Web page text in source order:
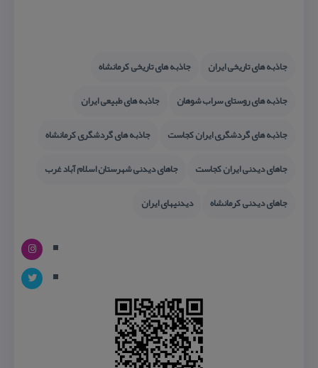
جاذبه های تاریخی ایران
جاذبه های تاریخی كرمانشاه
جاذبه های روستای سراب شوهان
جاذبه های طبیعی ایران
جاذبه های گردشگری ایران كجاست
جاذبه های گردشگری كرمانشاه
جاهای دیدنی ایران كجاست
جاهای دیدنی شهرستان اسلام آباد غرب
جاهای دیدنی كرمانشاه
دیدنیهای ایران